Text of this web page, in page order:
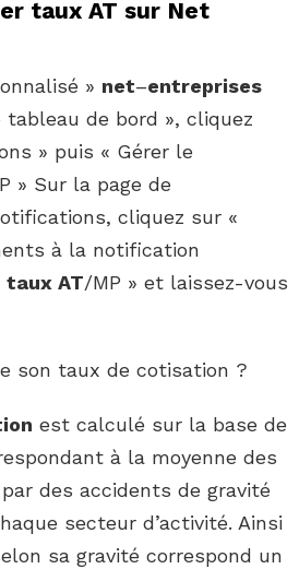
taux AT sur Net
» net–entreprises
tableau de bord », cliquez
» puis « Gérer le
» Sur la page de
cliquez sur «
à la notification
taux AT/MP » et laissez-vous
son taux de cotisation ?
est calculé sur la base de
à la moyenne des
des accidents de gravité
secteur d’activité. Ainsi
sa gravité correspond un